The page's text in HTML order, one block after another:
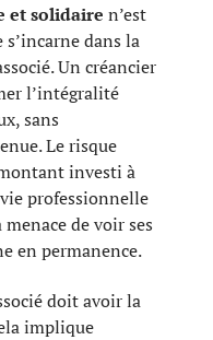
et solidaire n’est
dans la
Un créancier
l’intégralité
sans
Le risque
investi à
professionnelle
de voir ses
en permanence.
doit avoir la
implique